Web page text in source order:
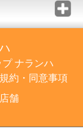
ナランハ
規約・同意事項
店舗